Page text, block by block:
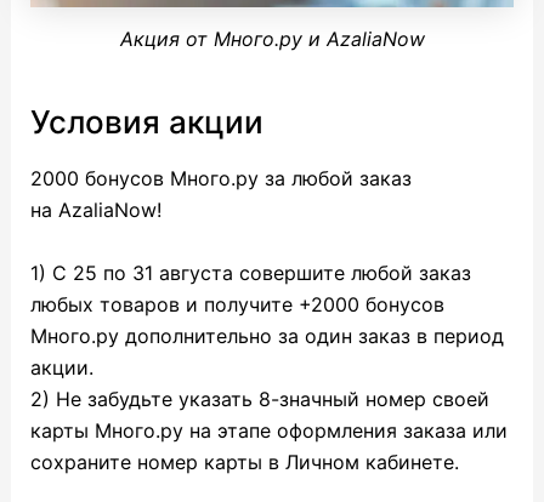
Акция от Много.ру и AzaliaNow
Условия акции
2000 бонусов Много.ру за любой заказ
на AzaliaNow!
1) С 25 по 31 августа совершите любой заказ
любых товаров и получите +2000 бонусов
Много.ру дополнительно за один заказ в период
акции.
2) Не забудьте указать 8-значный номер своей
карты Много.ру на этапе оформления заказа или
сохраните номер карты в Личном кабинете.